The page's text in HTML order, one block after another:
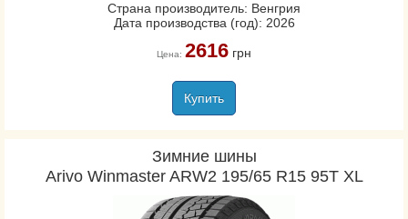
Страна производитель: Венгрия
Дата производства (год): 2026
Цена: 2616грн
Купить
Зимние шины
Arivo Winmaster ARW2 195/65 R15 95T XL